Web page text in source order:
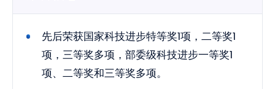
先后荣获国家科技进步特等奖1项，二等奖1
项，三等奖多项，部委级科技进步一等奖1
项、二等奖和三等奖多项。